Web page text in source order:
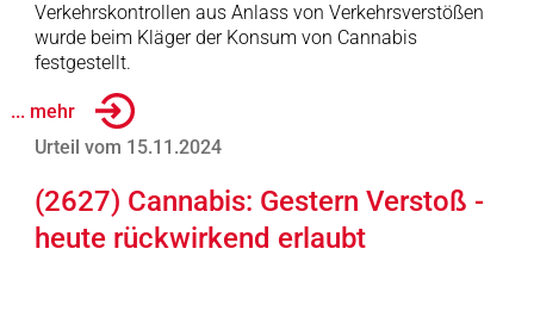
Verkehrskontrollen aus Anlass von Verkehrsverstößen
wurde beim Kläger der Konsum von Cannabis
festgestellt.
... mehr
Urteil vom 15.11.2024
(2627) Cannabis: Gestern Verstoß -
heute rückwirkend erlaubt